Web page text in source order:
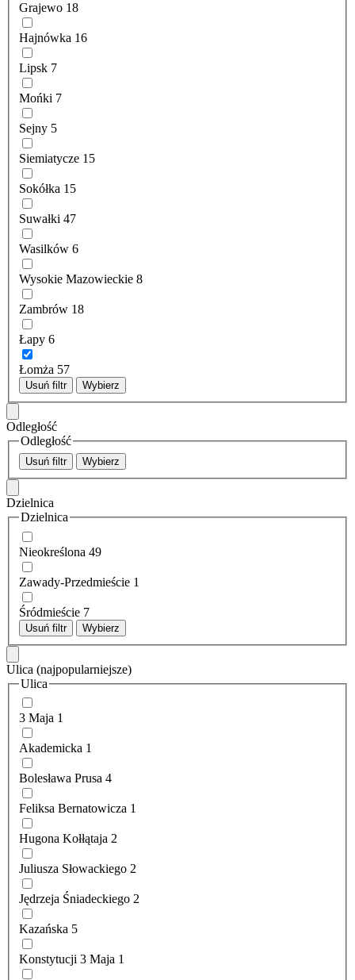
Grajewo 18
Hajnówka 16
Lipsk 7
Mońki 7
Sejny 5
Siemiatycze 15
Sokółka 15
Suwałki 47
Wasilków 6
Wysokie Mazowieckie 8
Zambrów 18
Łapy 6
Łomża 57
Usuń filtr Wybierz
Odległość
Odległość
Usuń filtr Wybierz
Dzielnica
Dzielnica
Nieokreślona 49
Zawady-Przedmieście 1
Śródmieście 7
Usuń filtr Wybierz
Ulica (najpopularniejsze)
Ulica
3 Maja 1
Akademicka 1
Bolesława Prusa 4
Feliksa Bernatowicza 1
Hugona Kołłątaja 2
Juliusza Słowackiego 2
Jędrzeja Śniadeckiego 2
Kazańska 5
Konstytucji 3 Maja 1